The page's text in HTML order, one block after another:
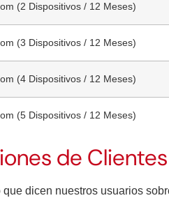
(2 Dispositivos / 12 Meses)
(3 Dispositivos / 12 Meses)
(4 Dispositivos / 12 Meses)
(5 Dispositivos / 12 Meses)
de
que dicen nuestros usuarios